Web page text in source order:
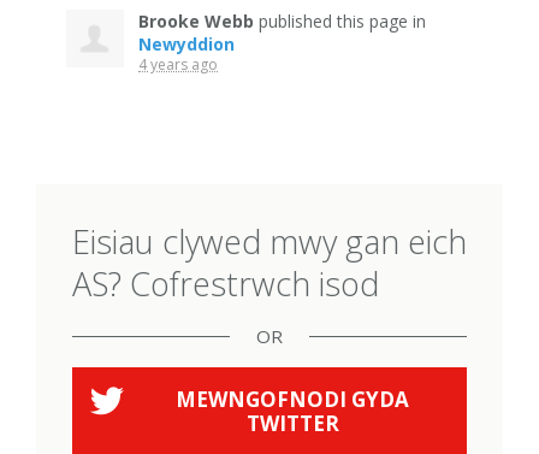
Brooke Webb published this page in
Newyddion
4 years ago
Eisiau clywed mwy gan eich
AS? Cofrestrwch isod
OR
MEWNGOFNODI GYDA
TWITTER